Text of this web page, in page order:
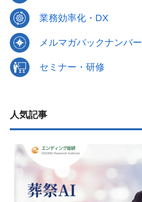
業務効率化・DX
メルマガバックナンバー
セミナー・研修
人気記事